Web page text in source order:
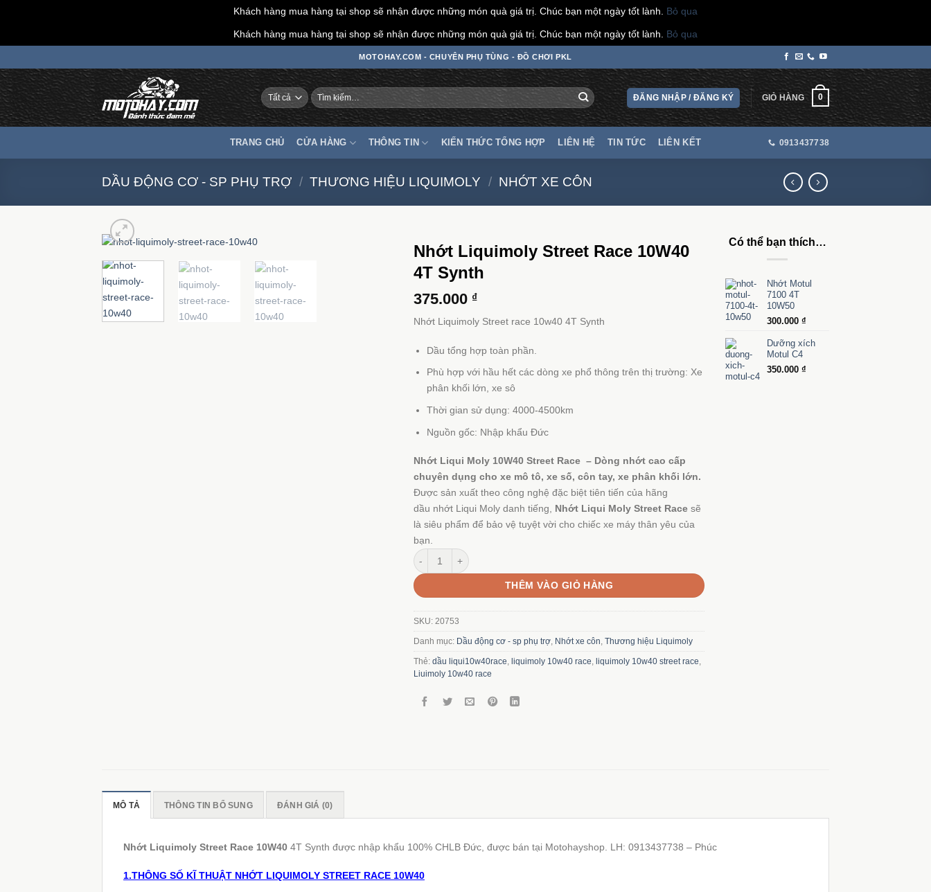
Khách hàng mua hàng tại shop sẽ nhận được những món quà giá trị. Chúc bạn một ngày tốt lành. Bỏ qua
Khách hàng mua hàng tại shop sẽ nhận được những món quà giá trị. Chúc bạn một ngày tốt lành. Bỏ qua
đến
nội
dung
MOTOHAY.COM - CHUYÊN PHỤ TÙNG - ĐỒ CHƠI PKL
Tìm
kiếm:
ĐĂNG NHẬP / ĐĂNG KÝ GIỎ HÀNG 0
TRANG CHỦ CỬA HÀNG THÔNG TIN KIẾN THỨC TỔNG HỢP LIÊN HỆ TIN TỨC LIÊN KẾT 0913437738
DẦU ĐỘNG CƠ - SP PHỤ TRỢ / THƯƠNG HIỆU LIQUIMOLY / NHỚT XE CÔN
Nhớt Liquimoly Street Race 10W40
4T Synth
375.000 ₫
Nhớt Liquimoly Street race 10w40 4T Synth
Dầu tổng hợp toàn phần.
Phù hợp với hầu hết các dòng xe phổ thông trên thị trường: Xe
phân khối lớn, xe sô
Thời gian sử dụng: 4000-4500km
Nguồn gốc: Nhập khẩu Đức
Nhớt Liqui Moly 10W40 Street Race – Dòng nhớt cao cấp
chuyên dụng cho xe mô tô, xe số, côn tay, xe phân khối lớn.
Được sản xuất theo công nghệ đặc biệt tiên tiến của hãng
dầu nhớt Liqui Moly danh tiếng, Nhớt Liqui Moly Street Race sẽ
là siêu phẩm để bảo vệ tuyệt vời cho chiếc xe máy thân yêu của
bạn.
Nhớt Liquimoly Street Race 10W40 4T Synth số lượng
THÊM VÀO GIỎ HÀNG
SKU: 20753
Danh mục: Dầu động cơ - sp phụ trợ Nhớt xe côn Thương hiệu Liquimoly
Thẻ: dầu liqui10w40race liquimoly 10w40 race liquimoly 10w40 street race
Liuimoly 10w40 race
Có thể bạn thích…
Nhớt Motul
7100 4T
10W50
300.000 ₫
Dưỡng xích
Motul C4
350.000 ₫
MÔ TẢ THÔNG TIN BỔ SUNG ĐÁNH GIÁ (0)
Nhớt Liquimoly Street Race 10W40 4T Synth được nhập khẩu 100% CHLB Đức, được bán tại Motohayshop. LH: 0913437738 – Phúc
1.THÔNG SỐ KĨ THUẬT NHỚT LIQUIMOLY STREET RACE 10W40